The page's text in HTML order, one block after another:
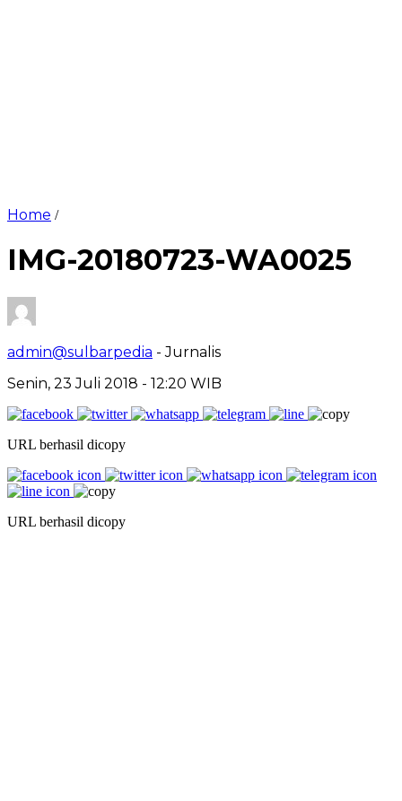
Home /
IMG-20180723-WA0025
admin@sulbarpedia - Jurnalis
Senin, 23 Juli 2018 - 12:20 WIB
URL berhasil dicopy
URL berhasil dicopy